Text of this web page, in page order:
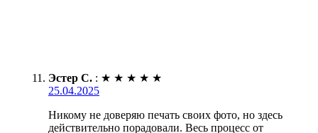
Эстер С. : ★ ★ ★ ★ ★
25.04.2025
Никому не доверяю печать своих фото, но здесь
действительно порадовали. Весь процесс от